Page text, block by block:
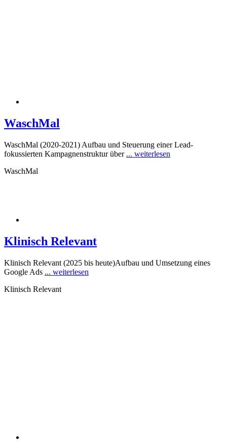
WaschMal
WaschMal (2020-2021) Aufbau und Steuerung einer Lead-
fokussierten Kampagnenstruktur über ... weiterlesen
WaschMal
Klinisch Relevant
Klinisch Relevant (2025 bis heute)Aufbau und Umsetzung eines
Google Ads ... weiterlesen
Klinisch Relevant